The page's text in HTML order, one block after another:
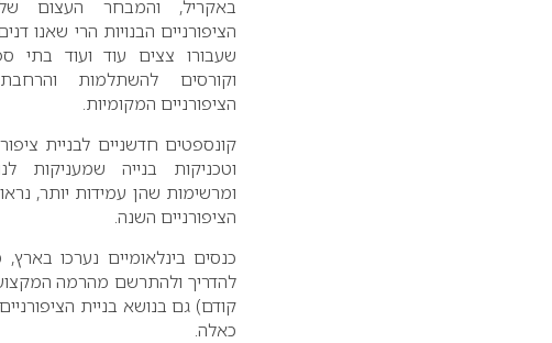
באקריל, והמבחר העצום
הציפורניים הבנויות הרי שאנו
שעבורו צצים עוד ועוד בתי
וקורסים להשתלמות
הציפורניים המקומיות.
קונספטים חדשניים לבניית
וטכניקות בנייה שמעניקות
ומרשימות שהן עמידות יותר,
הציפורניים השנה.
כנסים בינלאומיים נערכו בארץ,
להדריך ולהתרשם מהרמה
קודם) גם בנושא בניית
כאלה.